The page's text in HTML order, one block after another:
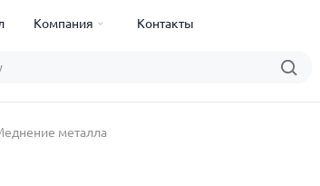
Компания Контакты
металла